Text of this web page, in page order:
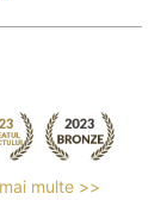
multe >>